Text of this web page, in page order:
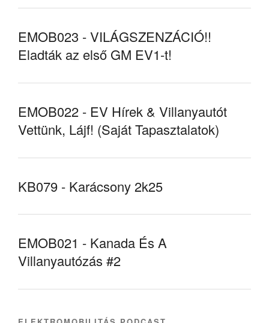
EMOB023 - VILÁGSZENZÁCIÓ!!
Eladták az első GM EV1-t!
EMOB022 - EV Hírek & Villanyautót
Vettünk, Lájf! (Saját Tapasztalatok)
KB079 - Karácsony 2k25
EMOB021 - Kanada És A
Villanyautózás #2